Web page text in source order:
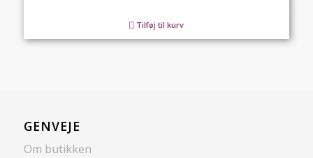
Tilføj til kurv
GENVEJE
Om butikken